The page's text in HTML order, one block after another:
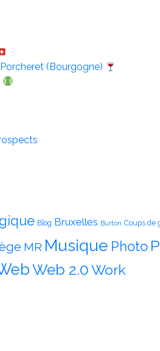
(Bourgogne)
Blog Bruxelles Burton Coups de
MR Musique Photo
Web 2.0Work